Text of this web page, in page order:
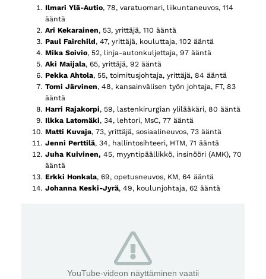
Ilmari Ylä-Autio, 78, varatuomari, liikuntaneuvos, 114
ääntä
Ari Kekarainen, 53, yrittäjä, 110 ääntä
Paul Fairchild, 47, yrittäjä, kouluttaja, 102 ääntä
Mika Soivio, 52, linja-autonkuljettaja, 97 ääntä
Aki Maijala, 65, yrittäjä, 92 ääntä
Pekka Ahtola, 55, toimitusjohtaja, yrittäjä, 84 ääntä
Tomi Järvinen, 48, kansainvälisen työn johtaja, FT, 83
ääntä
Harri Rajakorpi, 59, lastenkirurgian ylilääkäri, 80 ääntä
Ilkka Latomäki, 34, lehtori, MsC, 77 ääntä
Matti Kuvaja, 73, yrittäjä, sosiaalineuvos, 73 ääntä
Jenni Perttilä, 34, hallintosihteeri, HTM, 71 ääntä
Juha Kuivinen, 45, myyntipäällikkö, insinööri (AMK), 70
ääntä
Erkki Honkala, 69, opetusneuvos, KM, 64 ääntä
Johanna Keski-Jyrä, 49, koulunjohtaja, 62 ääntä
YouTube-videon näyttäminen vaatii